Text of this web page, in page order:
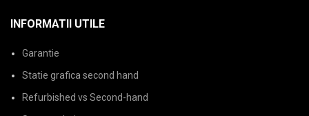
INFORMATII UTILE
Garantie
Statie grafica second hand
Refurbished vs Second-hand